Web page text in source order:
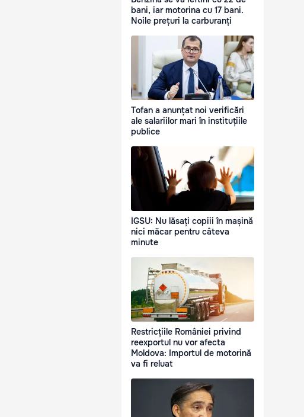
bani, iar motorina cu 17 bani.
Noile prețuri la carburanți
Tofan a anunțat noi verificări
ale salariilor mari în instituțiile
publice
IGSU: Nu lăsați copiii în mașină
nici măcar pentru câteva
minute
Restricțiile României privind
reexportul nu vor afecta
Moldova: Importul de motorină
va fi reluat